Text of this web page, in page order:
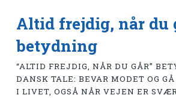
Altid frejdig, når du
betydning
“ALTID FREJDIG, NÅR DU GÅR”
DANSK TALE: BEVAR MODET OG
I LIVET, OGSÅ NÅR VEJEN ER